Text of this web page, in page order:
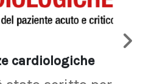
cardiologiche